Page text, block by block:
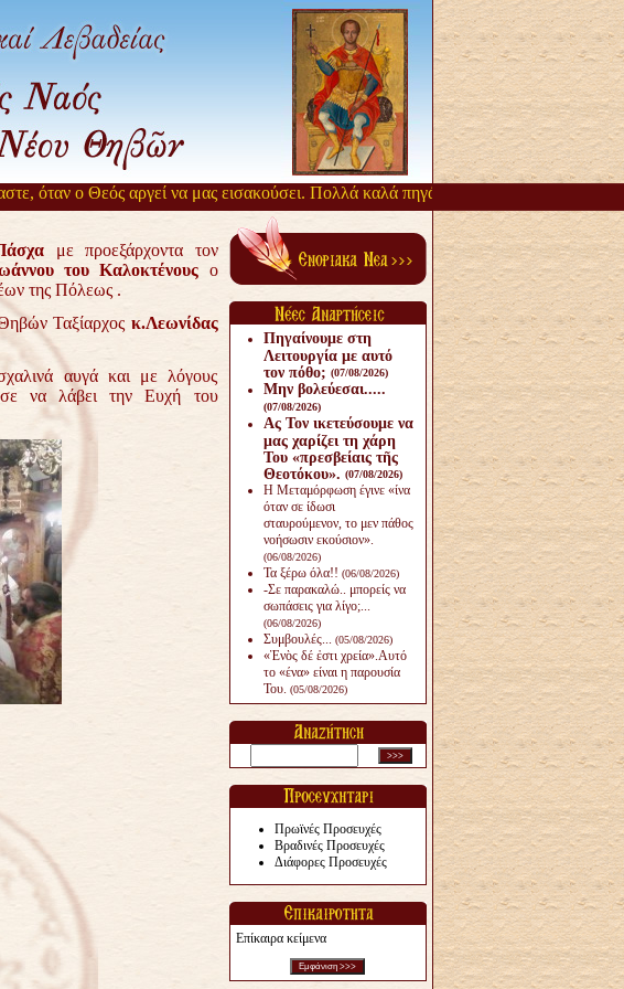
όταν ο Θεός αργεί να μας εισακούσει. Πολλά καλά πηγάζουν, από την αργοπορία
με προεξάρχοντα τον
του Καλοκτένους ο
της Πόλεως .
Ταξίαρχος κ.Λεωνίδας
αυγά και με λόγους
να λάβει την Ευχή του
Πηγαίνουμε στη
Λειτουργία με αυτό
τον πόθο; (07/08/2026)
Μην βολεύεσαι.....
(07/08/2026)
Ας Τον ικετεύσουμε να
μας χαρίζει τη χάρη
Του «πρεσβείαις τῆς
Θεοτόκου». (07/08/2026)
Η Μεταμόρφωση έγινε «ίνα
όταν σε ίδωσι
σταυρούμενον, το μεν πάθος
νοήσωσιν εκούσιον».
(06/08/2026)
Τα ξέρω όλα!! (06/08/2026)
-Σε παρακαλώ.. μπορείς να
σωπάσεις για λίγο;...
(06/08/2026)
Συμβουλές... (05/08/2026)
«Ἑνὸς δέ ἐστι χρεία».Αυτό
το «ένα» είναι η παρουσία
Του. (05/08/2026)
Πρωϊνές Προσευχές
Βραδινές Προσευχές
Διάφορες Προσευχές
Επίκαιρα κείμενα